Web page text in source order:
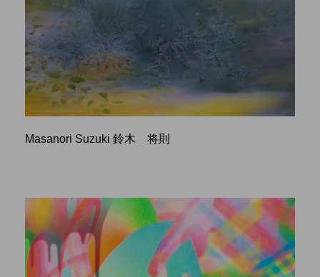
Masanori Suzuki 鈴木 将則